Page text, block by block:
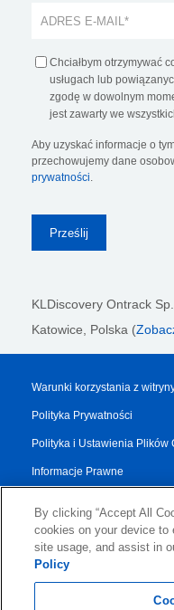
Chciałbym otrzymywać
usługach lub
zgodę w dowolnym
jest zawarty we
Aby uzyskać informacje o
przechowujemy dane
prywatności.
KLDiscovery Ontrack
Katowice, Polska (
Warunki korzystania z
Polityka Prywatności
Polityka i Ustawienia Plików
Informacje Prawne
Regulamin Dotyczący Usług
Authorised Partner Agreement
By clicking “Accept All
cookies on your device to
site usage, and assist in
Policy